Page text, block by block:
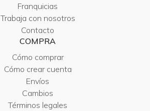
Franquicias
Trabaja con nosotros
Contacto
COMPRA
Cómo comprar
Cómo crear cuenta
Envíos
Cambios
Términos legales